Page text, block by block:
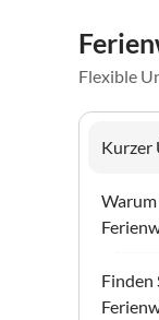
Flexible
Kurzer
Warum
Finden